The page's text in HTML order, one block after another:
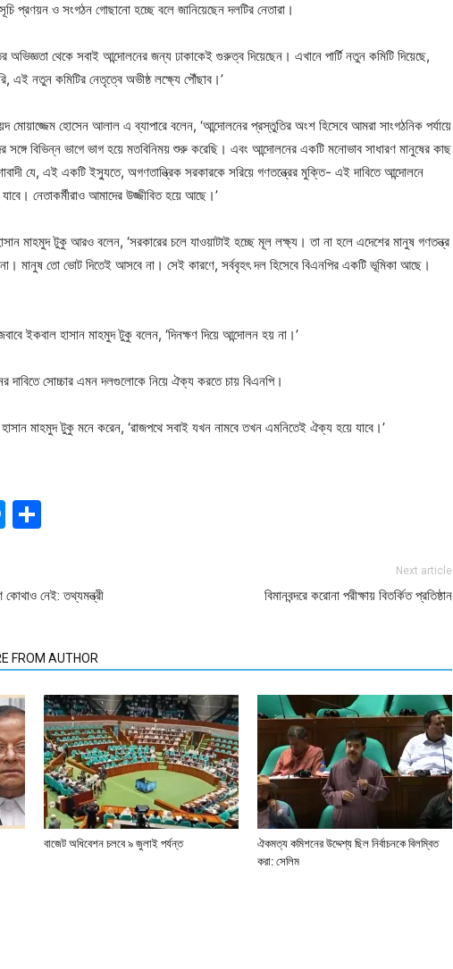
প্রণয়ন ও সংগঠন গোছানো হচ্ছে বলে জানিয়েছেন দলটির নেতারা।
থেকে সবাই আন্দোলনের জন্য ঢাকাকেই গুরুত্ব দিয়েছেন। এখানে পার্টি নতুন কমিটি দিয়েছে,
এই নতুন কমিটির নেতৃত্বে অভীষ্ঠ লক্ষ্যে পৌঁছাব।’
মোয়াজ্জেম হোসেন আলাল এ ব্যাপারে বলেন, ‘আন্দোলনের প্রস্তুতির অংশ হিসেবে আমরা সাংগঠনিক পর্যায়ে
বিভিন্ন ভাগে ভাগ হয়ে মতবিনিময় শুরু করেছি। এবং আন্দোলনের একটি মনোভাব সাধারণ মানুষের কাছ
যে, এই একটি ইস্যুতে, অগণতান্ত্রিক সরকারকে সরিয়ে গণতন্ত্রের মুক্তি- এই দাবিতে আন্দোলনে
নেতাকর্মীরাও আমাদের উজ্জীবিত হয়ে আছে।’
মাহমুদ টুকু আরও বলেন, ‘সরকারের চলে যাওয়াটাই হচ্ছে মূল লক্ষ্য। তা না হলে এদেশের মানুষ গণতন্ত্র
না। মানুষ তো ভোট দিতেই আসবে না। সেই কারণে, সর্ববৃহৎ দল হিসেবে বিএনপির একটি ভূমিকা আছে।
ইকবাল হাসান মাহমুদ টুকু বলেন, ‘দিনক্ষণ দিয়ে আন্দোলন হয় না।’
দাবিতে সোচ্চার এমন দলগুলোকে নিয়ে ঐক্য করতে চায় বিএনপি।
মাহমুদ টুকু মনে করেন, ‘রাজপথে সবাই যখন নামবে তখন এমনিতেই ঐক্য হয়ে যাবে।’
Messenger
কোথাও নেই: তথ্যমন্ত্রী
Next article
বিমানবন্দরে করোনা পরীক্ষায় বিতর্কিত প্রতিষ্ঠান
FROM AUTHOR
বাজেট অধিবেশন চলবে ৯ জুলাই পর্যন্ত
ঐকমত্য কমিশনের উদ্দেশ্য ছিল নির্বাচনকে বিলম্বিত
করা: সেলিম